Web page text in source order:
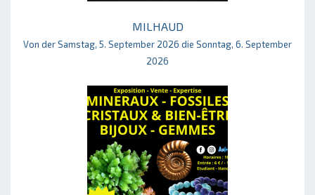
MILHAUD
Von der Samstag, 5. September 2026 die Sonntag, 6. September
2026